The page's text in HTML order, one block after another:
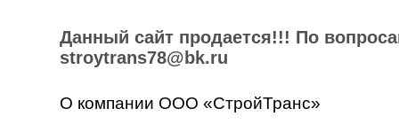
Данный сайт продается!!! По
stroytrans78@bk.ru
О компании ООО «СтройТранс»